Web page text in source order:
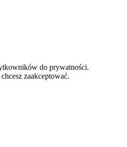
do prywatności.
zaakceptować.